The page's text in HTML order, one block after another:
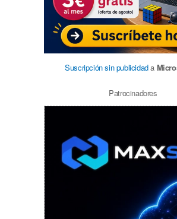
Suscripción sin publicidada
Patrocinadores